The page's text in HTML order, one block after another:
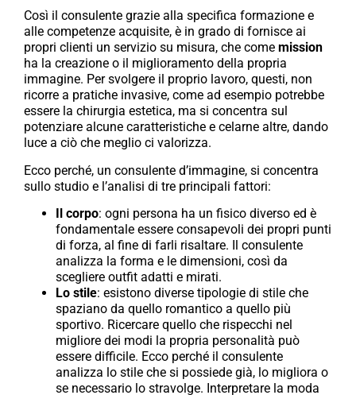
Così il consulente grazie alla specifica formazione e
alle competenze acquisite, è in grado di fornisce ai
propri clienti un servizio su misura, che come mission
ha la creazione o il miglioramento della propria
immagine. Per svolgere il proprio lavoro, questi, non
ricorre a pratiche invasive, come ad esempio potrebbe
essere la chirurgia estetica, ma si concentra sul
potenziare alcune caratteristiche e celarne altre, dando
luce a ciò che meglio ci valorizza.
Ecco perché, un consulente d’immagine, si concentra
sullo studio e l’analisi di tre principali fattori:
Il corpo: ogni persona ha un fisico diverso ed è
fondamentale essere consapevoli dei propri punti
di forza, al fine di farli risaltare. Il consulente
analizza la forma e le dimensioni, così da
scegliere outfit adatti e mirati.
Lo stile: esistono diverse tipologie di stile che
spaziano da quello romantico a quello più
sportivo. Ricercare quello che rispecchi nel
migliore dei modi la propria personalità può
essere difficile. Ecco perché il consulente
analizza lo stile che si possiede già, lo migliora o
se necessario lo stravolge. Interpretare la moda